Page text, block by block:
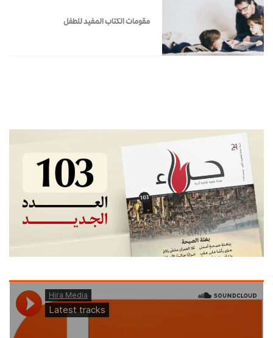
مقومات الكتاب المفيد للطفل